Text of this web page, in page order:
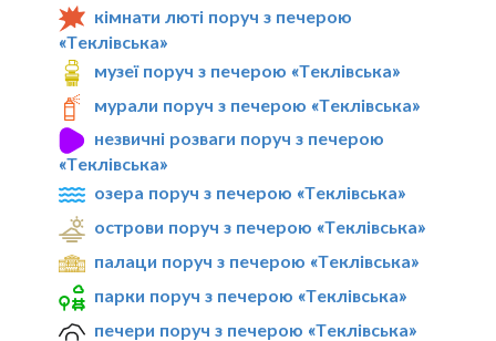
кімнати люті поруч з печерою
«Теклівська»
музеї поруч з печерою «Теклівська»
мурали поруч з печерою «Теклівська»
незвичні розваги поруч з печерою
«Теклівська»
озера поруч з печерою «Теклівська»
острови поруч з печерою «Теклівська»
палаци поруч з печерою «Теклівська»
парки поруч з печерою «Теклівська»
печери поруч з печерою «Теклівська»